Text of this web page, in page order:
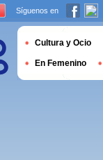
Síguenos en
Cultura y Ocio
En Femenino